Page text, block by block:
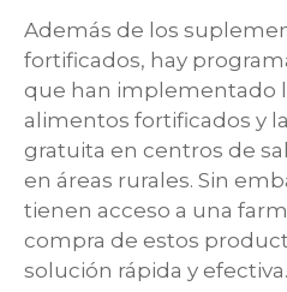
Además de los
fortificados, hay
que han implementado
alimentos fortificados y
gratuita en centros de
en áreas rurales. Sin
tienen acceso a una
compra de estos
solución rápida y efectiva.